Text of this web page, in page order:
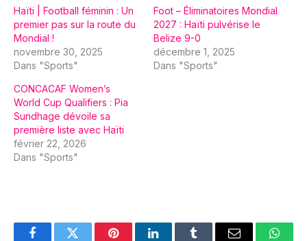
Haïti | Football féminin : Un
premier pas sur la route du
Mondial !
novembre 30, 2025
Dans "Sports"
Foot – Éliminatoires Mondial
2027 : Haïti pulvérise le
Belize 9-0
décembre 1, 2025
Dans "Sports"
CONCACAF Women’s
World Cup Qualifiers : Pia
Sundhage dévoile sa
première liste avec Haïti
février 22, 2026
Dans "Sports"